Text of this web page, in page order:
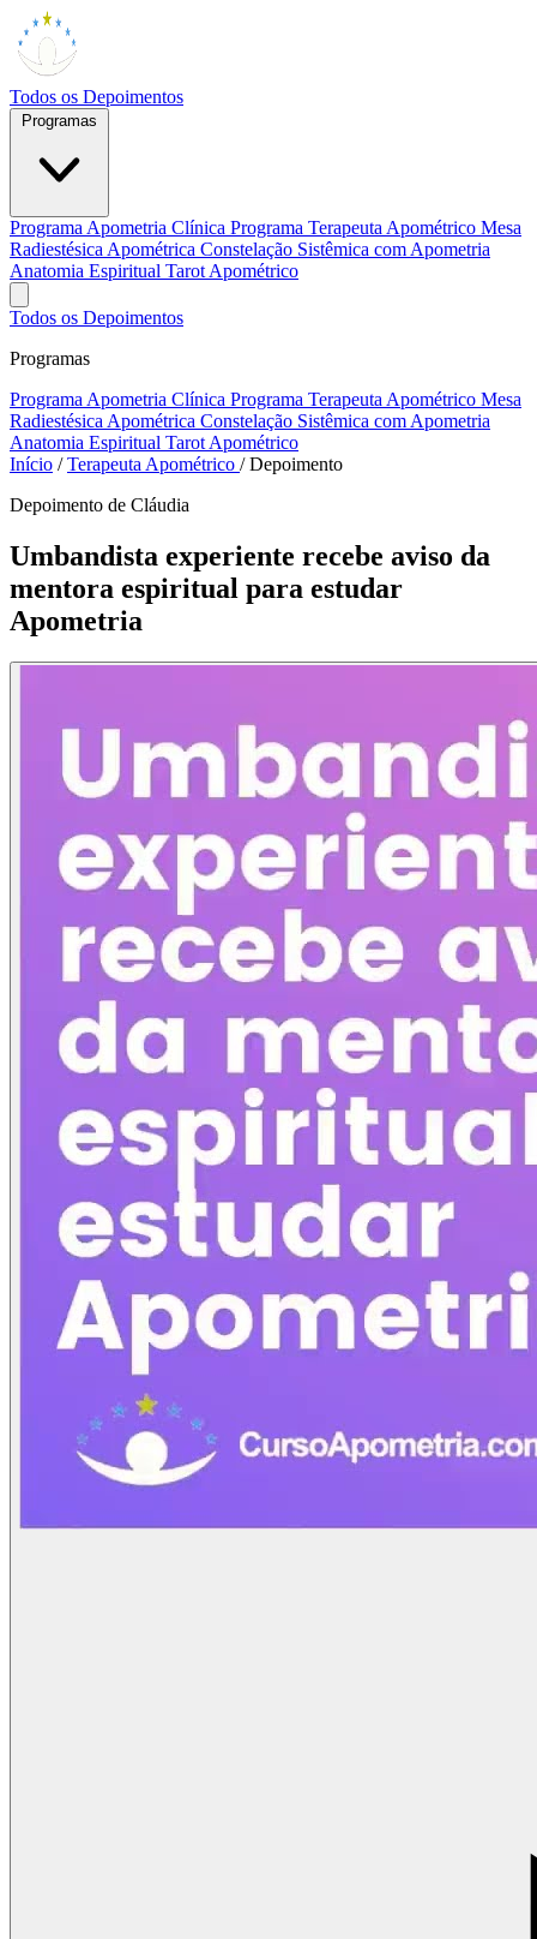
Todos os Depoimentos
Programa Apometria Clínica Programa Terapeuta Apométrico Mesa
Radiestésica Apométrica Constelação Sistêmica com Apometria
Anatomia Espiritual Tarot Apométrico
Todos os Depoimentos
Programas
Programa Apometria Clínica Programa Terapeuta Apométrico Mesa
Radiestésica Apométrica Constelação Sistêmica com Apometria
Anatomia Espiritual Tarot Apométrico
Início / Terapeuta Apométrico / Depoimento
Depoimento de Cláudia
Umbandista experiente recebe aviso da
mentora espiritual para estudar
Apometria